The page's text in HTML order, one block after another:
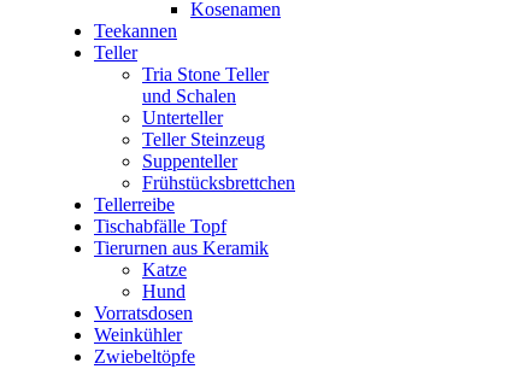
Kosenamen
Teekannen
Teller
Tria Stone Teller
und Schalen
Unterteller
Teller Steinzeug
Suppenteller
Frühstücksbrettchen
Tellerreibe
Tischabfälle Topf
Tierurnen aus Keramik
Katze
Hund
Vorratsdosen
Weinkühler
Zwiebeltöpfe